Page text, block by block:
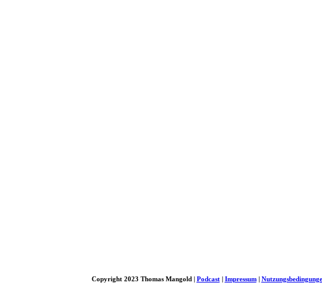
Copyright 2023 Thomas Mangold | Podcast| Impressum|